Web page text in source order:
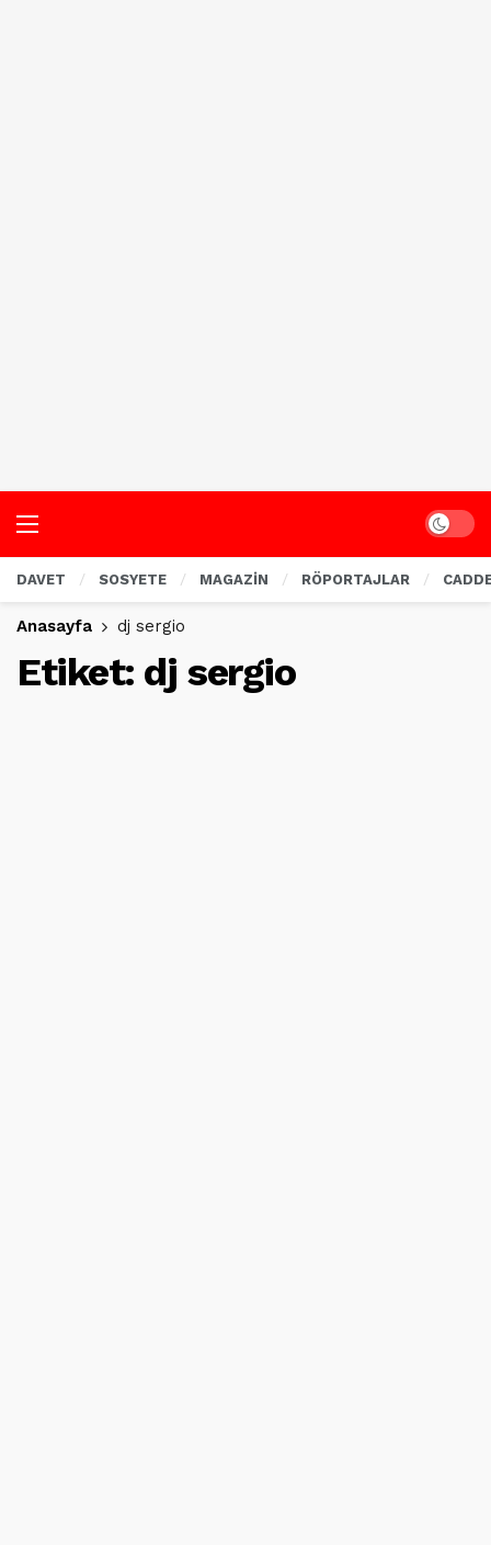
Dark
DAVET SOSYETE MAGAZİN RÖPORTAJLAR
Anasayfa dj sergio
Etiket: dj sergio